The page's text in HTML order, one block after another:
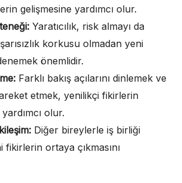
gelişmesine yardımcı olur.
Yaratıcılık, risk almayı da
korkusu olmadan yeni
önemlidir.
Farklı bakış açılarını dinlemek ve
etmek, yenilikçi fikirlerin
olur.
Diğer bireylerle iş birliği
ortaya çıkmasını